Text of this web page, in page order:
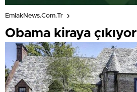
EmlakNews.com.tr
Obama kiraya çıkıyor